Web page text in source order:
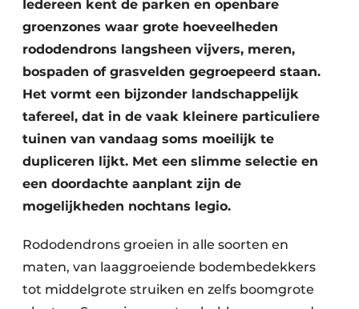
Iedereen kent de parken en openbare
groenzones waar grote hoeveelheden
rododendrons langsheen vijvers, meren,
bospaden of grasvelden gegroepeerd staan.
Het vormt een bijzonder landschappelijk
tafereel, dat in de vaak kleinere particuliere
tuinen van vandaag soms moeilijk te
dupliceren lijkt. Met een slimme selectie en
een doordachte aanplant zijn de
mogelijkheden nochtans legio.
Rododendrons groeien in alle soorten en
maten, van laaggroeiende bodembedekkers
tot middelgrote struiken en zelfs boomgrote